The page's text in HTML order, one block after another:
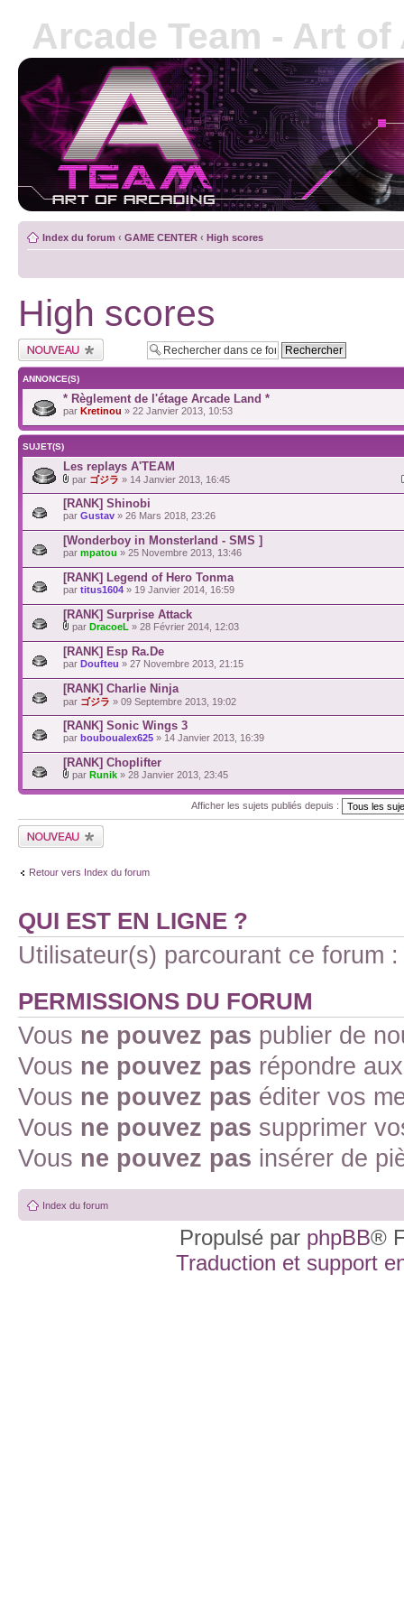
Arcade Team - Art
Index du forum ‹ GAME CENTER ‹ High scores
High scores
ANNONCE(S)
* Règlement de l'étage Arcade Land *
par Kretinou » 22 Janvier 2013, 10:53
SUJET(S)
Les replays A'TEAM
par ゴジラ » 14 Janvier 2013, 16:45
[RANK] Shinobi
par Gustav » 26 Mars 2018, 23:26
[Wonderboy in Monsterland - SMS ]
par mpatou » 25 Novembre 2013, 13:46
[RANK] Legend of Hero Tonma
par titus1604 » 19 Janvier 2014, 16:59
[RANK] Surprise Attack
par DracoeL » 28 Février 2014, 12:03
[RANK] Esp Ra.De
par Doufteu » 27 Novembre 2013, 21:15
[RANK] Charlie Ninja
par ゴジラ » 09 Septembre 2013, 19:02
[RANK] Sonic Wings 3
par bouboualex625 » 14 Janvier 2013, 16:39
[RANK] Choplifter
par Runik » 28 Janvier 2013, 23:45
Afficher les sujets publiés depuis :
Retour vers Index du forum
QUI EST EN LIGNE ?
Utilisateur(s) parcourant ce forum
PERMISSIONS DU FORUM
Vous ne pouvez pas publier de
Vous ne pouvez pas répondre
Vous ne pouvez pas éditer vos
Vous ne pouvez pas supprimer
Vous ne pouvez pas insérer de
Index du forum
Propulsé par phpBB®
Traduction et support